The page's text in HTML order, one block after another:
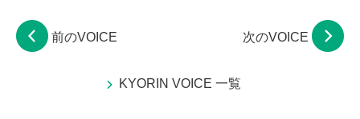
前のVOICE
KYORIN VOICE 一覧
次のVOICE